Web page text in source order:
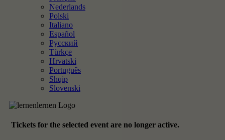
Individuelle Einstellungen
Essenziell (4)
Essenzielle Cookies ermöglichen grundlegende Funktionen und sind für die
einwandfreie Funktion der Website erforderlich.
zu Ihren Interessen passen.
Marketing-Cookies werden von Drittanbietern oder Publishern verwendet,